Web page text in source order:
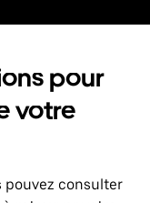
pour
votre
pouvez consulter